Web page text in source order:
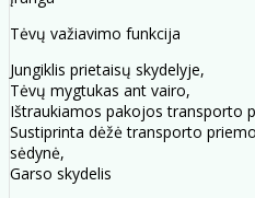
Tėvų važiavimo funkcija
Jungiklis prietaisų skydelyje,
Tėvų mygtukas ant vairo,
Ištraukiamos pakojos transporto
Sustiprinta dėžė transporto
sėdynė,
Garso skydelis